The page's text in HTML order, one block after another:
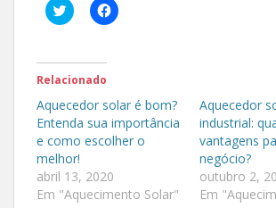
C
l
e
p
r
a
c
o
m
p
a
r
t
C
l
r
a
c
o
m
a
r
t
Relacionado
Aquecedor solar é bom?
Entenda sua importância
e como escolher o
melhor!
abril 13, 2020
Em "Aquecimento Solar"
Aquecedor
industrial:
vantagens
negócio?
outubro 2,
Em